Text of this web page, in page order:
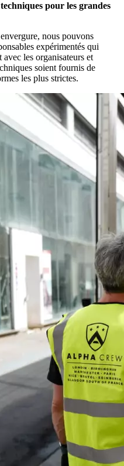
pour les grandes
nous pouvons
expérimentés qui
les organisateurs et
soient fournis de
les plus strictes.